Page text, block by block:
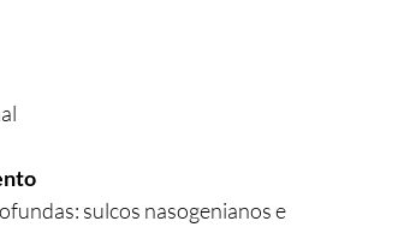
sulcos nasogenianos e